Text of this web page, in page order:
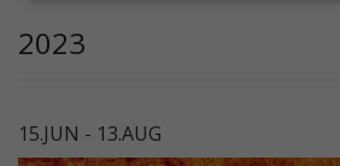
2023
15.JUN - 13.AUG